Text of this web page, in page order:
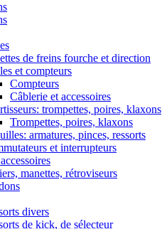
de freins fourche et direction
et compteurs
Compteurs
Câblerie et accessoires
trompettes, poires, klaxons
Trompettes, poires, klaxons
armatures, pinces, ressorts
et interrupteurs
manettes, rétroviseurs
divers
de kick, de sélecteur